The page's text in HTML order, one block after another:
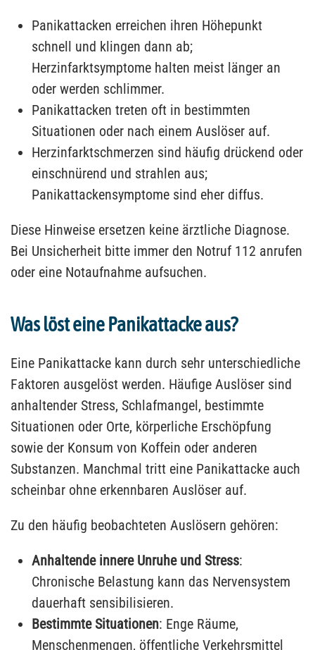
Panikattacken erreichen ihren Höhepunkt
schnell und klingen dann ab;
Herzinfarktsymptome halten meist länger an
oder werden schlimmer.
Panikattacken treten oft in bestimmten
Situationen oder nach einem Auslöser auf.
Herzinfarktschmerzen sind häufig drückend oder
einschnürend und strahlen aus;
Panikattackensymptome sind eher diffus.
Diese Hinweise ersetzen keine ärztliche Diagnose.
Bei Unsicherheit bitte immer den Notruf 112 anrufen
oder eine Notaufnahme aufsuchen.
Was löst eine Panikattacke aus?
Eine Panikattacke kann durch sehr unterschiedliche
Faktoren ausgelöst werden. Häufige Auslöser sind
anhaltender Stress, Schlafmangel, bestimmte
Situationen oder Orte, körperliche Erschöpfung
sowie der Konsum von Koffein oder anderen
Substanzen. Manchmal tritt eine Panikattacke auch
scheinbar ohne erkennbaren Auslöser auf.
Zu den häufig beobachteten Auslösern gehören:
Anhaltende innere Unruhe und Stress:
Chronische Belastung kann das Nervensystem
dauerhaft sensibilisieren.
Bestimmte Situationen: Enge Räume,
Menschenmengen, öffentliche Verkehrsmittel